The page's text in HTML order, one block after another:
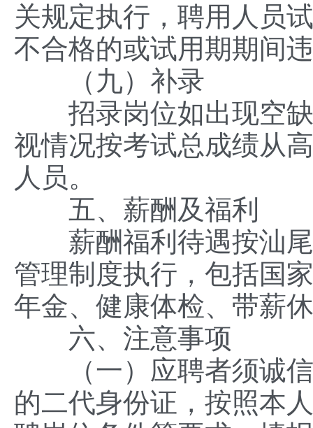
关规定执行，聘用人员
不合格的或试用期期间
（九）补录
招录岗位如出现空缺
视情况按考试总成绩从
人员。
五、薪酬及福利
薪酬福利待遇按汕尾
管理制度执行，包括国
年金、健康体检、带薪
六、注意事项
（一）应聘者须诚信
的二代身份证，按照本